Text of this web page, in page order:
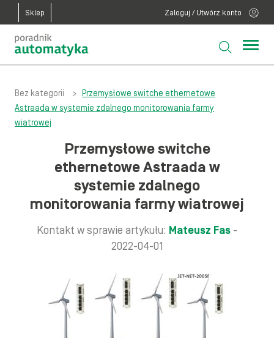
Sklep Zaloguj / Utwórz konto
Bez kategorii >
Przemysłowe switche ethernetowe
Astraada w systemie zdalnego monitorowania farmy
wiatrowej
Przemysłowe switche
ethernetowe Astraada w
systemie zdalnego
monitorowania farmy wiatrowej
Kontakt w sprawie artykułu: Mateusz Fas -
2022-04-01